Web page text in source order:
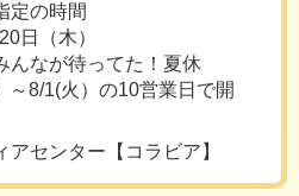
定の時間
日（木）
んなが待ってた！夏休
～8/1(火）の10営業日で開
センター【コラビア】